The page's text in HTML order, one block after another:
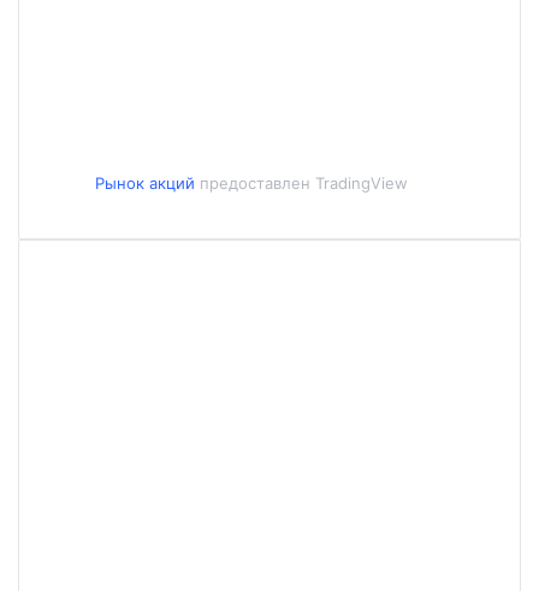
Рынок акций предоставлен TradingView